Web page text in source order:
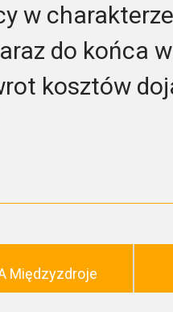
w
do końca
kosztów
Międzyzdroje